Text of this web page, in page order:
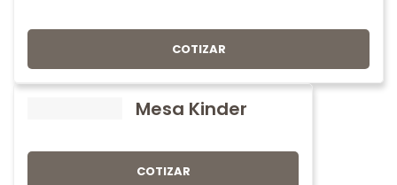
COTIZAR
Mesa Kinder
COTIZAR